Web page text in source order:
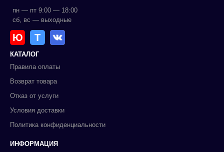
пн — пт 9:00 — 18:00
сб, вс — выходные
Ю Т
КАТАЛОГ
Правила оплаты
Возврат товара
Отказ от услуги
Условия доставки
Политика конфиденциальности
ИНФОРМАЦИЯ